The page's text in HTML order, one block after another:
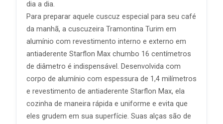
dia a dia.
Para preparar aquele cuscuz especial para seu café
da manhã, a cuscuzeira Tramontina Turim em
alumínio com revestimento interno e externo em
antiaderente Starflon Max chumbo 16 centímetros
de diâmetro é indispensável. Desenvolvida com
corpo de alumínio com espessura de 1,4 milímetros
e revestimento de antiaderente Starflon Max, ela
cozinha de maneira rápida e uniforme e evita que
eles grudem em sua superfície. Suas alças são de